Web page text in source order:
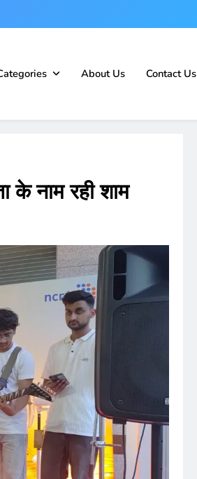
About Us Contact Us
के नाम रही शाम